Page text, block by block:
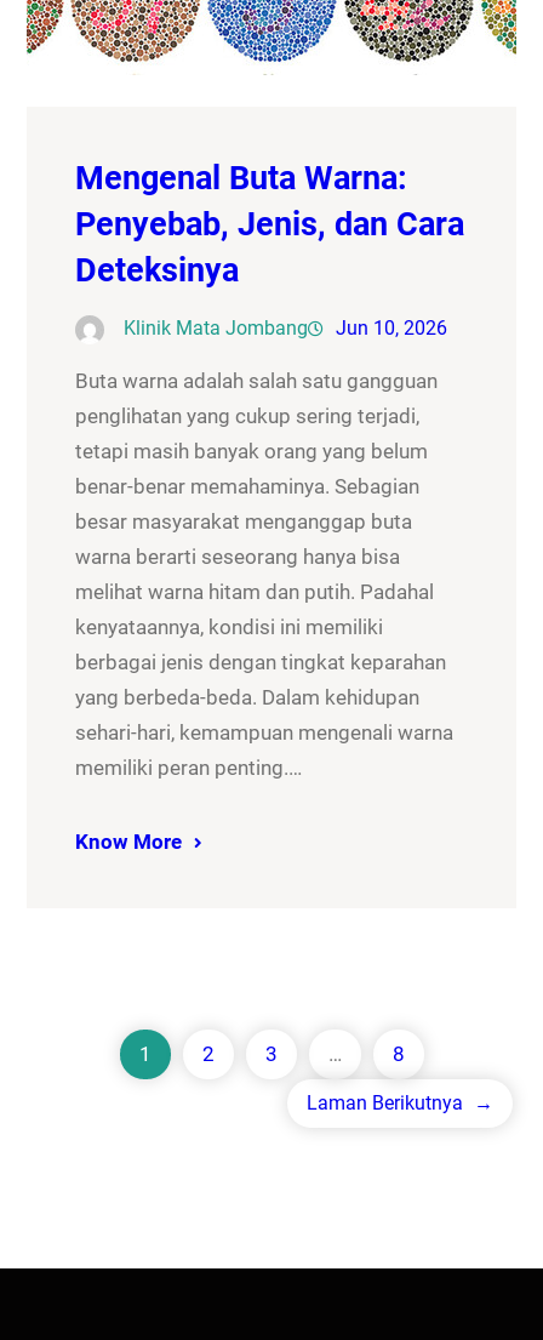
Mengenal Buta Warna:
Penyebab, Jenis, dan Cara
Deteksinya
Klinik Mata Jombang Jun 10, 2026
Buta warna adalah salah satu gangguan
penglihatan yang cukup sering terjadi,
tetapi masih banyak orang yang belum
benar-benar memahaminya. Sebagian
besar masyarakat menganggap buta
warna berarti seseorang hanya bisa
melihat warna hitam dan putih. Padahal
kenyataannya, kondisi ini memiliki
berbagai jenis dengan tingkat keparahan
yang berbeda-beda. Dalam kehidupan
sehari-hari, kemampuan mengenali warna
memiliki peran penting.…
Know More
1 2 3 … 8
Laman Berikutnya →